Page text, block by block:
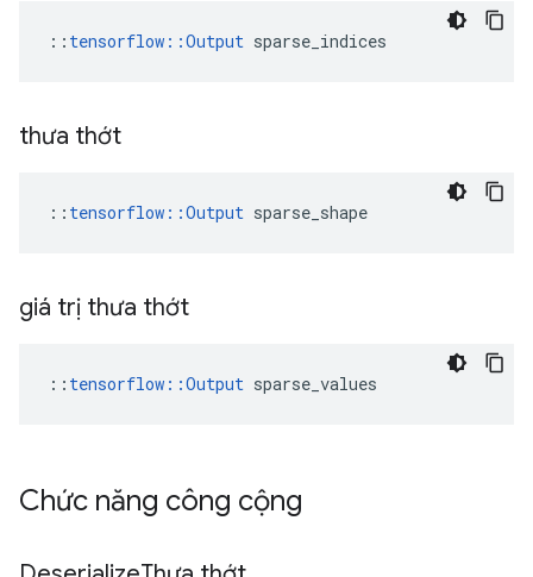
:: tensorflow::Output sparse_indices
thưa thớt
:: tensorflow::Output sparse_shape
giá trị thưa thớt
:: tensorflow::Output sparse_values
Chức năng công cộng